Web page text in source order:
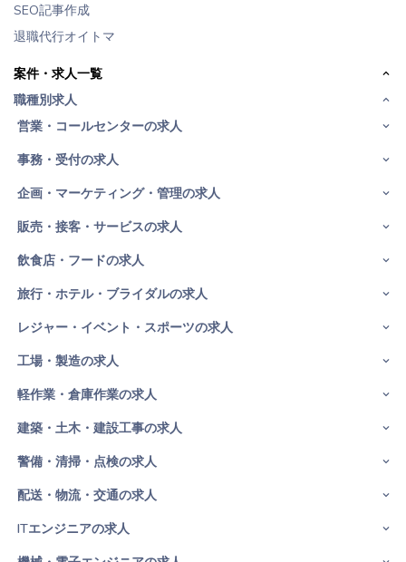
SEO記事作成
退職代行オイトマ
案件・求人一覧
職種別求人
営業・コールセンターの求人
事務・受付の求人
企画・マーケティング・管理の求人
販売・接客・サービスの求人
飲食店・フードの求人
旅行・ホテル・ブライダルの求人
レジャー・イベント・スポーツの求人
工場・製造の求人
軽作業・倉庫作業の求人
建築・土木・建設工事の求人
警備・清掃・点検の求人
配送・物流・交通の求人
ITエンジニアの求人